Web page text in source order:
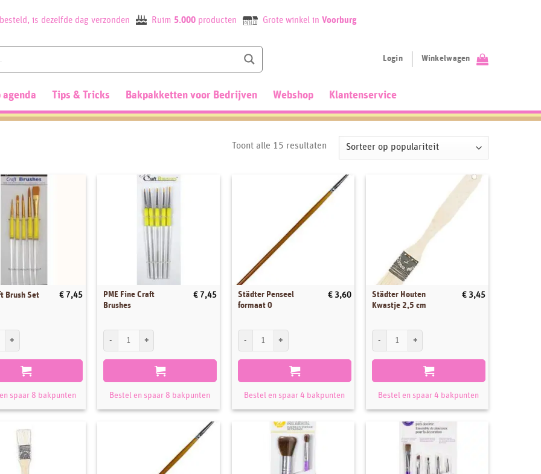
is dezelfde dag verzonden Ruim 5.000producten Grote winkel in Voorburg
Login Winkelwagen
agenda Tips & Tricks Bakpakketten voor Bedrijven Webshop Klantenservice
Toont alle 15 resultatenGesorteerd
populariteit
Brush Set €7,45
spaar 8 bakpunten
PME Fine Craft
Brushes
€ 7,45
Bestel en spaar 8 bakpunten
Städter Penseel
formaat 0
€3,60
Bestel en spaar 4 bakpunten
Städter Houten
Kwastje 2,5 cm
€ 3,45
Bestel en spaar 4 bakpunten